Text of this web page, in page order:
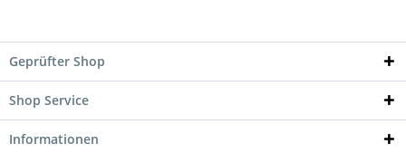
Geprüfter Shop
Shop Service
Informationen